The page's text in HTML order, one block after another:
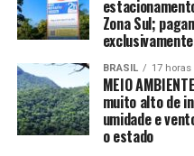
Zona Sul;
BRASIL 17 horas
MEIO
muito alto de
umidade e
o estado